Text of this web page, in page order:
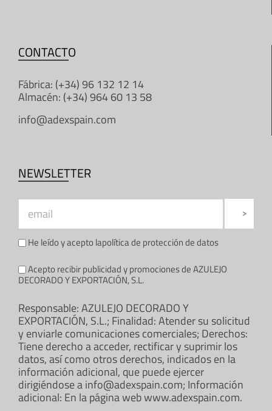
CONTACTO
Fábrica: (+34) 96 132 12 14
Almacén: (+34) 964 60 13 58
info@adexspain.com
NEWSLETTER
He leído y acepto lapolítica de protección de datos
Acepto recibir publicidad y promociones de AZULEJO
DECORADO Y EXPORTACIÓN, S.L.
Responsable: AZULEJO DECORADO Y
EXPORTACIÓN, S.L.; Finalidad: Atender su solicitud
y enviarle comunicaciones comerciales; Derechos:
Tiene derecho a acceder, rectificar y suprimir los
datos, así como otros derechos, indicados en la
información adicional, que puede ejercer
dirigiéndose a info@adexspain.com; Información
adicional: En la página web www.adexspain.com.